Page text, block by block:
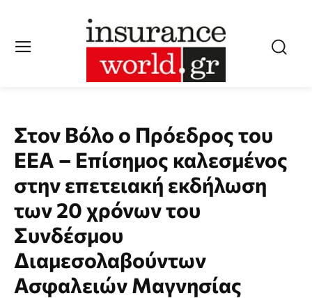
Στον Βόλο ο Πρόεδρος του
EΕΑ – Επίσημος καλεσμένος
στην επετειακή εκδήλωση
των 20 χρόνων του
Συνδέσμου
Διαμεσολαβούντων
Ασφαλειών Μαγνησίας